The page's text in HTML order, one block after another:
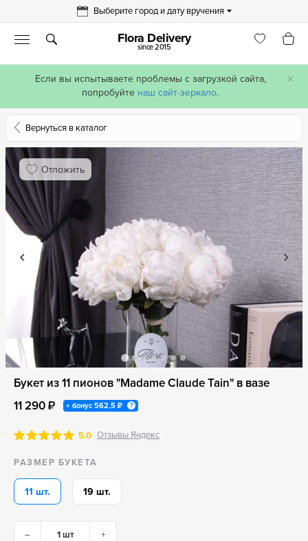
×
Если вы испытываете проблемы с загрузкой сайта,
попробуйте наш сайт-зеркало.
Выберите город и дату вручения
Flora Delivery
since 2015
Вернуться в каталог
Отложить
Букет из 11 пионов "Madame Claude Tain" в вазе
11 290 ₽
+ бонус 562,5 ₽
5.0 Отзывы Яндекс
РАЗМЕР БУКЕТА
11 шт. 19 шт.
– +